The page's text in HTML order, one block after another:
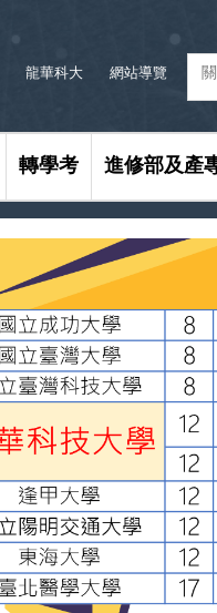
龍華科大 網站導覽
轉學考 進修部及產